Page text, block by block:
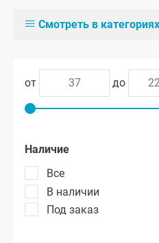
Смотреть в категориях
от до
Наличие
Все
В наличии
Под заказ